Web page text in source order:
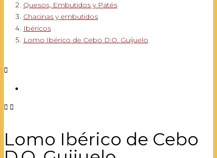
Quesos, Embutidos y Patés
Chacinas y embutidos
Ibéricos
Lomo Ibérico de Cebo D.O. Guijuelo

 
Lomo Ibérico de Cebo